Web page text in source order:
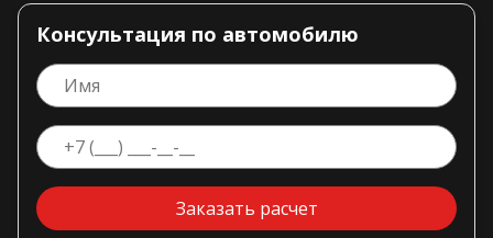
Консультация по автомобилю
Заказать расчет